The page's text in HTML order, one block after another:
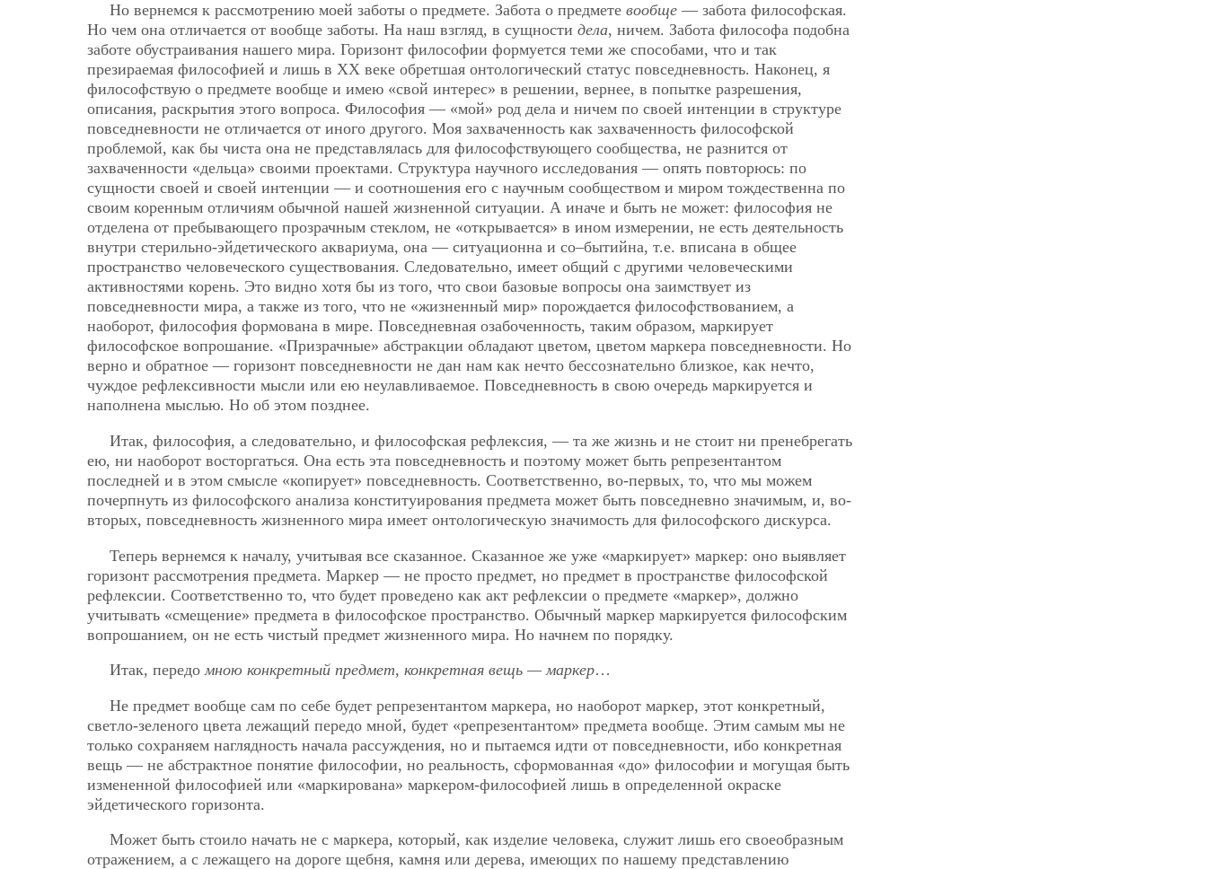
Но вернемся к рассмотрению моей заботы о предмете. Забота о предмете вообще — забота философская.
Но чем она отличается от вообще заботы. На наш взгляд, в сущности дела, ничем. Забота философа подобна
заботе обустраивания нашего мира. Горизонт философии формуется теми же способами, что и так
презираемая философией и лишь в ХХ веке обретшая онтологический статус повседневность. Наконец, я
философствую о предмете вообще и имею «свой интерес» в решении, вернее, в попытке разрешения,
описания, раскрытия этого вопроса. Философия — «мой» род дела и ничем по своей интенции в структуре
повседневности не отличается от иного другого. Моя захваченность как захваченность философской
проблемой, как бы чиста она не представлялась для философствующего сообщества, не разнится от
захваченности «дельца» своими проектами. Структура научного исследования — опять повторюсь: по
сущности своей и своей интенции — и соотношения его с научным сообществом и миром тождественна по
своим коренным отличиям обычной нашей жизненной ситуации. А иначе и быть не может: философия не
отделена от пребывающего прозрачным стеклом, не «открывается» в ином измерении, не есть деятельность
внутри стерильно-эйдетического аквариума, она — ситуационна и со–бытийна, т.е. вписана в общее
пространство человеческого существования. Следовательно, имеет общий с другими человеческими
активностями корень. Это видно хотя бы из того, что свои базовые вопросы она заимствует из
повседневности мира, а также из того, что не «жизненный мир» порождается философствованием, а
наоборот, философия формована в мире. Повседневная озабоченность, таким образом, маркирует
философское вопрошание. «Призрачные» абстракции обладают цветом, цветом маркера повседневности. Но
верно и обратное — горизонт повседневности не дан нам как нечто бессознательно близкое, как нечто,
чуждое рефлексивности мысли или ею неулавливаемое. Повседневность в свою очередь маркируется и
наполнена мыслью. Но об этом позднее.
Итак, философия, а следовательно, и философская рефлексия, — та же жизнь и не стоит ни пренебрегать
ею, ни наоборот восторгаться. Она есть эта повседневность и поэтому может быть репрезентантом
последней и в этом смысле «копирует» повседневность. Соответственно, во-первых, то, что мы можем
почерпнуть из философского анализа конституирования предмета может быть повседневно значимым, и, во-
вторых, повседневность жизненного мира имеет онтологическую значимость для философского дискурса.
Теперь вернемся к началу, учитывая все сказанное. Сказанное же уже «маркирует» маркер: оно выявляет
горизонт рассмотрения предмета. Маркер — не просто предмет, но предмет в пространстве философской
рефлексии. Соответственно то, что будет проведено как акт рефлексии о предмете «маркер», должно
учитывать «смещение» предмета в философское пространство. Обычный маркер маркируется философским
вопрошанием, он не есть чистый предмет жизненного мира. Но начнем по порядку.
Итак, передомною конкретный предмет, конкретная вещь — маркер…
Не предмет вообще сам по себе будет репрезентантом маркера, но наоборот маркер, этот конкретный,
светло-зеленого цвета лежащий передо мной, будет «репрезентантом» предмета вообще. Этим самым мы не
только сохраняем наглядность начала рассуждения, но и пытаемся идти от повседневности, ибо конкретная
вещь — не абстрактное понятие философии, но реальность, сформованная «до» философии и могущая быть
измененной философией или «маркирована» маркером-философией лишь в определенной окраске
эйдетического горизонта.
Может быть стоило начать не с маркера, который, как изделие человека, служит лишь его своеобразным
отражением, а с лежащего на дороге щебня, камня или дерева, имеющих по нашему представлению